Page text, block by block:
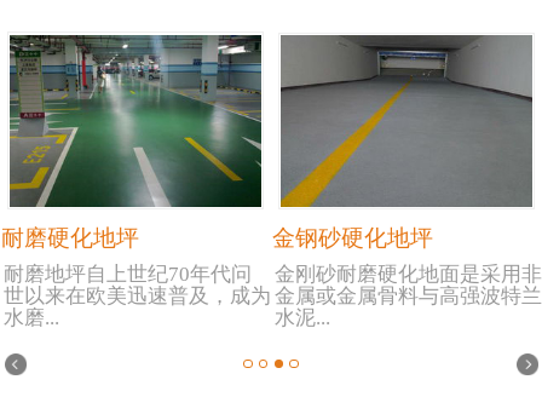
耐磨硬化地坪
耐磨地坪自上世纪70年代问
世以来在欧美迅速普及，成为
水磨...
金钢砂硬化地坪
金刚砂耐磨硬化地面是采用非
金属或金属骨料与高强波特兰
水泥...